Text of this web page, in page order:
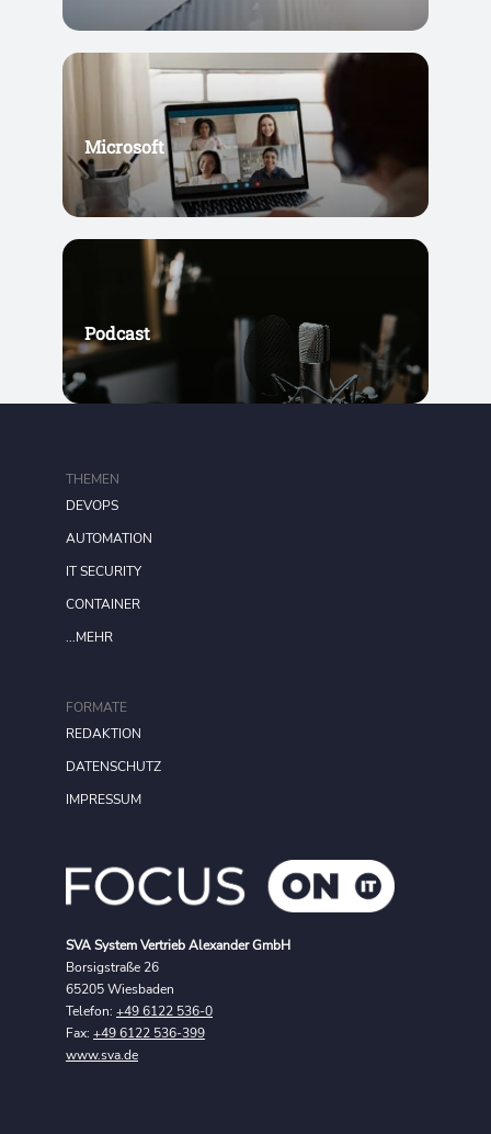
Microsoft
Podcast
SVA System Vertrieb Alexander GmbH
Borsigstraße 26
65205 Wiesbaden
Telefon: +49 6122 536-0
Fax: +49 6122 536-399
www.sva.de
FORMATE
REDAKTION
DATENSCHUTZ
IMPRESSUM
THEMEN
DEVOPS
AUTOMATION
IT SECURITY
CONTAINER
...MEHR